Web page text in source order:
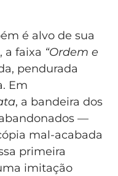
é alvo de sua
a faixa “Ordem e
pendurada
Em
, a bandeira dos
—
mal-acabada
primeira
imitação